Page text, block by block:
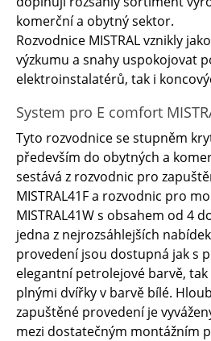
komerční a obytný sektor.
Rozvodnice MISTRAL vznikly
výzkumu a snahy uspokojovat
elektroinstalatérů, tak i
System pro E comfort
Tyto rozvodnice se stupněm
především do obytných a
sestává z rozvodnic pro
MISTRAL41F a rozvodnic pro
MISTRAL41W s obsahem od 4
jedna z nejrozsáhlejších
provedení jsou dostupná jak s
elegantní petrolejové barvě,
plnými dvířky v barvě bílé.
zapuštěné provedení je
mezi dostatečným montážním